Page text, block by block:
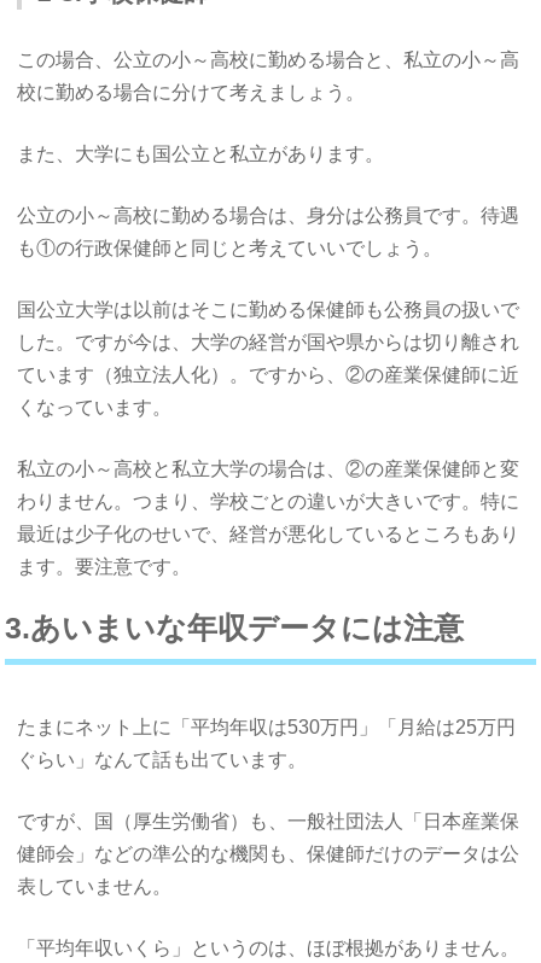
この場合、公立の小～高校に勤める場合と、私立の小～高
校に勤める場合に分けて考えましょう。
また、大学にも国公立と私立があります。
公立の小～高校に勤める場合は、身分は公務員です。待遇
も①の行政保健師と同じと考えていいでしょう。
国公立大学は以前はそこに勤める保健師も公務員の扱いで
した。ですが今は、大学の経営が国や県からは切り離され
ています（独立法人化）。ですから、②の産業保健師に近
くなっています。
私立の小～高校と私立大学の場合は、②の産業保健師と変
わりません。つまり、学校ごとの違いが大きいです。特に
最近は少子化のせいで、経営が悪化しているところもあり
ます。要注意です。
3.あいまいな年収データには注意
たまにネット上に「平均年収は530万円」「月給は25万円
ぐらい」なんて話も出ています。
ですが、国（厚生労働省）も、一般社団法人「日本産業保
健師会」などの準公的な機関も、保健師だけのデータは公
表していません。
「平均年収いくら」というのは、ほぼ根拠がありません。